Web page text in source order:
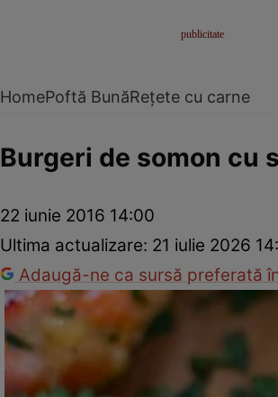
HomePoftă BunăRețete cu carne
Burgeri de somon cu
22 iunie 2016 14:00
Ultima actualizare: 21 iulie 2026
Adaugă-ne ca sursă preferată